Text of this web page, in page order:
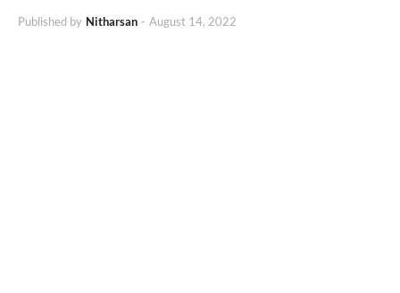
Published by Nitharsan - August 14, 2022